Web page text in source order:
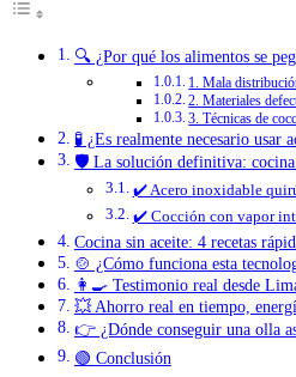
🔍 ¿Por qué los alimentos se
1. Mala
2. Materiales
3. Técnicas de
🧪 ¿Es realmente necesario usar
🛡️ La solución definitiva:
✔️ Acero inoxidable
✔️ Cocción con vapor
Cocina sin aceite: 4 recetas
🍲 ¿Cómo funciona esta
👩‍🍳 Testimonio real desde
💥 Ahorro real en tiempo,
👉 ¿Dónde conseguir una olla
🟢 Conclusión